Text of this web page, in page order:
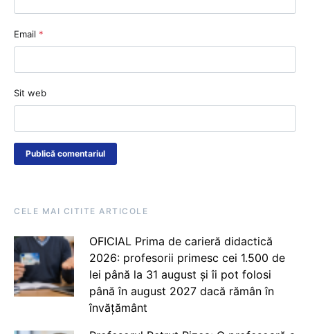
Email *
Sit web
CELE MAI CITITE ARTICOLE
OFICIAL Prima de carieră didactică
2026: profesorii primesc cei 1.500 de
lei până la 31 august și îi pot folosi
până în august 2027 dacă rămân în
învățământ